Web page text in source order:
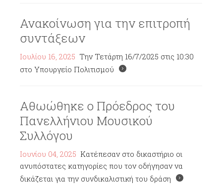
Ανακοίνωση για την επιτροπή
συντάξεων
Ιουλίου 16, 2025 Την Τετάρτη 16/7/2025 στις 10:30
στο Υπουργείο Πολιτισμού
Αθωώθηκε ο Πρόεδρος του
Πανελλήνιου Μουσικού
Συλλόγου
Ιουνίου 04, 2025 Κατέπεσαν στο δικαστήριο οι
ανυπόστατες κατηγορίες που τον οδήγησαν να
δικάζεται για την συνδικαλιστική του δράση